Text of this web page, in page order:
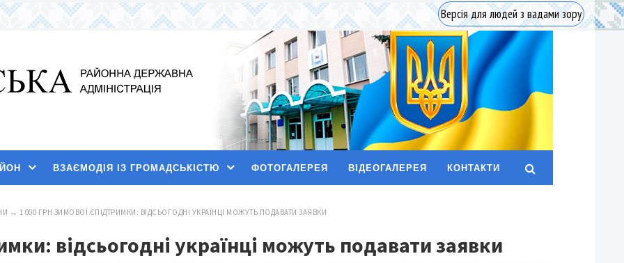
Версія для людей з вадами зору
ВЗАЄМОДІЯ ІЗ ГРОМАДСЬКІСТЮ ФОТОГАЛЕРЕЯ ВІДЕОГАЛЕРЕЯ КОНТАКТИ
→ 1 000 ГРН ЗИМОВОЇ ЄПІДТРИМКИ: ВІДСЬОГОДНІ УКРАЇНЦІ МОЖУТЬ ПОДАВАТИ ЗАЯВКИ
відсьогодні українці можуть подавати заявки